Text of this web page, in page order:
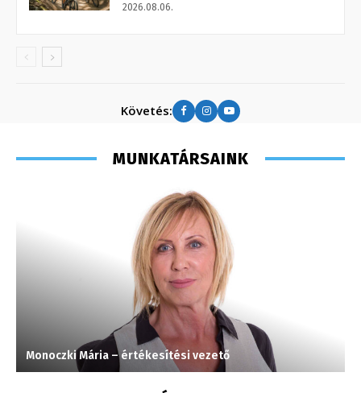
2026.08.06.
Követés:
MUNKATÁRSAINK
Monoczki Mária – értékesítési vezető